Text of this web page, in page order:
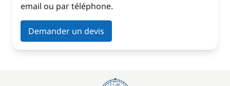
email ou par téléphone.
Demander un devis